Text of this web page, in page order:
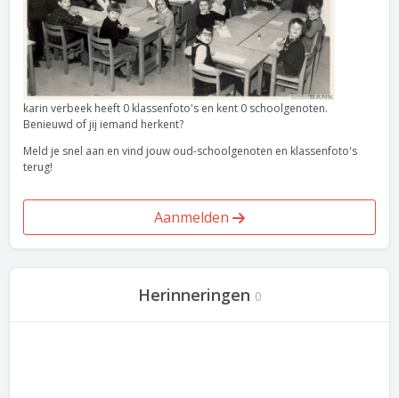
karin verbeek heeft 0 klassenfoto's en kent 0 schoolgenoten.
Benieuwd of jij iemand herkent?
Meld je snel aan en vind jouw oud-schoolgenoten en klassenfoto's
terug!
Aanmelden
Herinneringen 0